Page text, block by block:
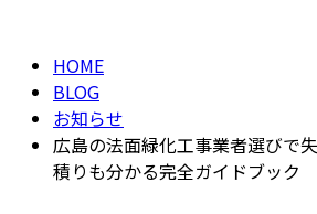
HOME
BLOG
お知らせ
広島の法面緑化工事業者選びで
積りも分かる完全ガイドブック